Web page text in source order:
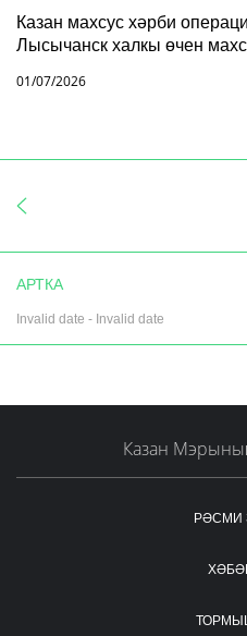
Казан махсус хәрби
Лысычанск халкы өчен
01/07/2026
АРТКА
Invalid date - Invalid date
Казан
РӘСМИ